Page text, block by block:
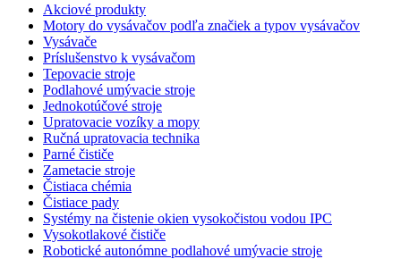
Akciové produkty
Motory do vysávačov podľa značiek a typov vysávačov
Vysávače
Príslušenstvo k vysávačom
Tepovacie stroje
Podlahové umývacie stroje
Jednokotúčové stroje
Upratovacie vozíky a mopy
Ručná upratovacia technika
Parné čističe
Zametacie stroje
Čistiaca chémia
Čistiace pady
Systémy na čistenie okien vysokočistou vodou IPC
Vysokotlakové čističe
Robotické autonómne podlahové umývacie stroje